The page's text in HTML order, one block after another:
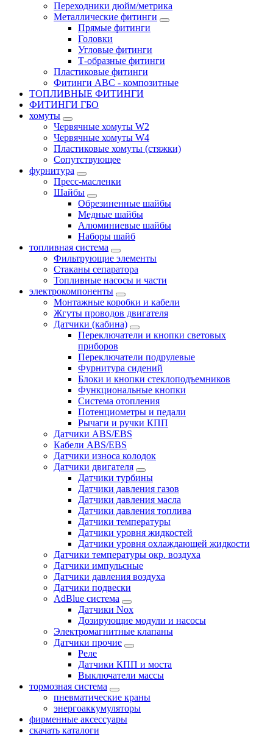
Переходники дюйм/метрика
Металлические фитинги
Прямые фитинги
Головки
Угловые фитинги
Т-образные фитинги
Пластиковые фитинги
Фитинги ABC - композитные
ТОПЛИВНЫЕ ФИТИНГИ
ФИТИНГИ ГБО
хомуты
Червячные хомуты W2
Червячные хомуты W4
Пластиковые хомуты (стяжки)
Сопутствующее
фурнитура
Пресс-масленки
Шайбы
Обрезиненные шайбы
Медные шайбы
Алюминиевые шайбы
Наборы шайб
топливная система
Фильтрующие элементы
Стаканы сепаратора
Топливные насосы и части
электрокомпоненты
Монтажные коробки и кабели
Жгуты проводов двигателя
Датчики (кабина)
Переключатели и кнопки световых
приборов
Переключатели подрулевые
Фурнитура сидений
Блоки и кнопки стеклоподъемников
Функциональные кнопки
Система отопления
Потенциометры и педали
Рычаги и ручки КПП
Датчики ABS/EBS
Кабели ABS/EBS
Датчики износа колодок
Датчики двигателя
Датчики турбины
Датчики давления газов
Датчики давления масла
Датчики давления топлива
Датчики температуры
Датчики уровня жидкостей
Датчики уровня охлаждающей жидкости
Датчики температуры окр. воздуха
Датчики импульсные
Датчики давления воздуха
Датчики подвески
AdBlue система
Датчики Nox
Дозирующие модули и насосы
Электромагнитные клапаны
Датчики прочие
Реле
Датчики КПП и моста
Выключатели массы
тормозная система
пневматические краны
энергоаккумуляторы
фирменные аксессуары
скачать каталоги